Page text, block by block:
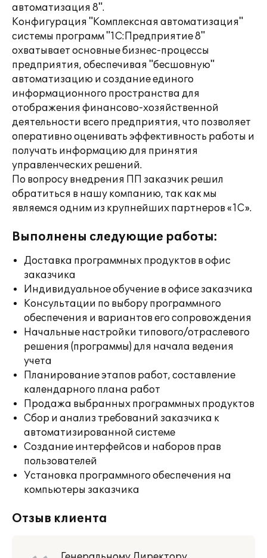
автоматизация 8".
Конфигурация "Комплексная автоматизация"
системы программ "1С:Предприятие 8"
охватывает основные бизнес-процессы
предприятия, обеспечивая "бесшовную"
автоматизацию и создание единого
информационного пространства для
отображения финансово-хозяйственной
деятельности всего предприятия, что позволяет
оперативно оценивать эффективность работы и
получать информацию для принятия
управленческих решений.
По вопросу внедрения ПП заказчик решил
обратиться в нашу компанию, так как мы
являемся одним из крупнейших партнеров «1С».
Выполнены следующие работы:
Доставка программных продуктов в офис
заказчика
Индивидуальное обучение в офисе заказчика
Консультации по выбору программного
обеспечения и вариантов его сопровождения
Начальные настройки типового/отраслевого
решения (программы) для начала ведения
учета
Планирование этапов работ, составление
календарного плана работ
Продажа выбранных программных продуктов
Сбор и анализ требований заказчика к
автоматизированной системе
Создание интерфейсов и наборов прав
пользователей
Установка программного обеспечения на
компьютеры заказчика
Отзыв клиента